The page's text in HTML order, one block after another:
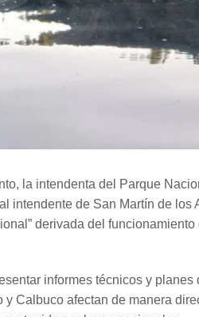
la intendenta del Parque
intendente de San Martín de los
derivada del
informes técnicos y
Calbuco afectan de manera